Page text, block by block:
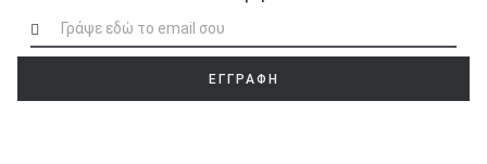
ΕΓΓΡΑΦΗ